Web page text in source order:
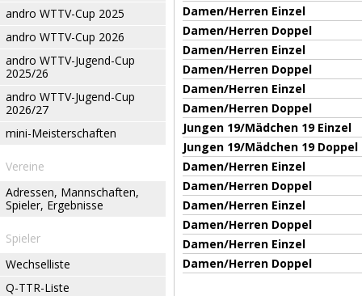
andro WTTV-Cup 2025
andro WTTV-Cup 2026
andro WTTV-Jugend-Cup
2025/26
andro WTTV-Jugend-Cup
2026/27
mini-Meisterschaften
Vereine
Adressen, Mannschaften,
Spieler, Ergebnisse
Spieler
Wechselliste
Q-TTR-Liste
Damen/Herren Einzel
Damen/Herren Doppel
Damen/Herren Einzel
Damen/Herren Doppel
Damen/Herren Einzel
Damen/Herren Doppel
Jungen 19/Mädchen 19 Einzel
Jungen 19/Mädchen 19 Doppel
Damen/Herren Einzel
Damen/Herren Doppel
Damen/Herren Einzel
Damen/Herren Doppel
Damen/Herren Einzel
Damen/Herren Doppel